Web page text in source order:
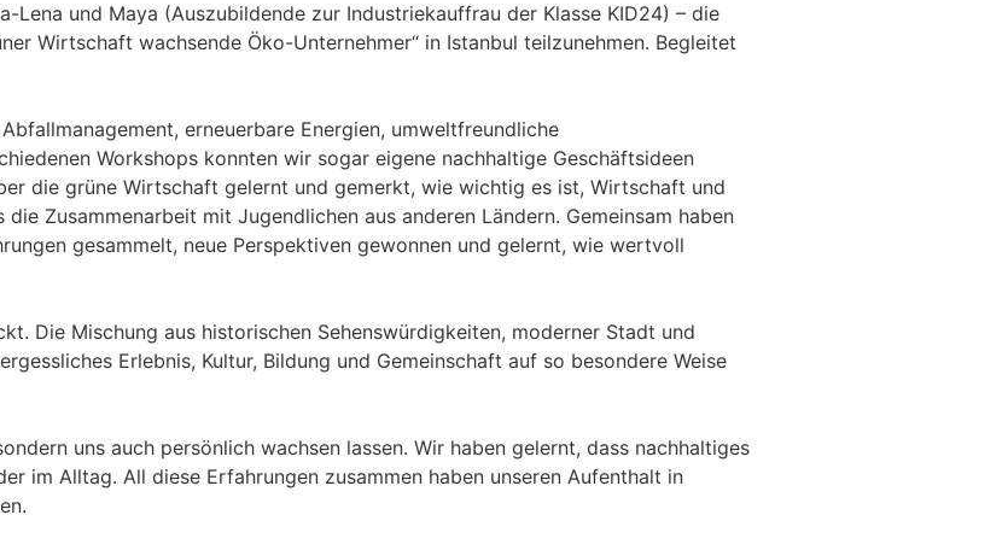
Lena und Maya (Auszubildende zur Industriekauffrau der Klasse KID24) – die
Wirtschaft wachsende Öko-Unternehmer“ in Istanbul teilzunehmen. Begleitet
erneuerbare Energien, umweltfreundliche
Workshops konnten wir sogar eigene nachhaltige Geschäftsideen
die grüne Wirtschaft gelernt und gemerkt, wie wichtig es ist, Wirtschaft und
Zusammenarbeit mit Jugendlichen aus anderen Ländern. Gemeinsam haben
gesammelt, neue Perspektiven gewonnen und gelernt, wie wertvoll
Die Mischung aus historischen Sehenswürdigkeiten, moderner Stadt und
Erlebnis, Kultur, Bildung und Gemeinschaft auf so besondere Weise
uns auch persönlich wachsen lassen. Wir haben gelernt, dass nachhaltiges
im Alltag. All diese Erfahrungen zusammen haben unseren Aufenthalt in